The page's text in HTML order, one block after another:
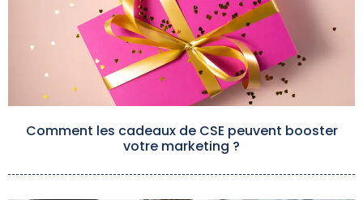
Comment les cadeaux de CSE peuvent booster
votre marketing ?